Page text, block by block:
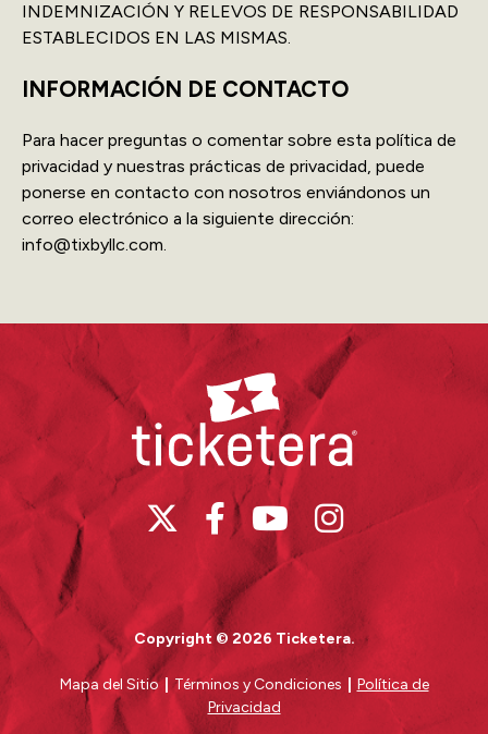
INDEMNIZACIÓN Y RELEVOS DE RESPONSABILIDAD
ESTABLECIDOS EN LAS MISMAS.
INFORMACIÓN DE CONTACTO
Para hacer preguntas o comentar sobre esta política de
privacidad y nuestras prácticas de privacidad, puede
ponerse en contacto con nosotros enviándonos un
correo electrónico a la siguiente dirección:
info@tixbyllc.com.
Ticketera
Copyright © 2026 Ticketera.
Mapa del Sitio | Términos y Condiciones
Política de
Privacidad